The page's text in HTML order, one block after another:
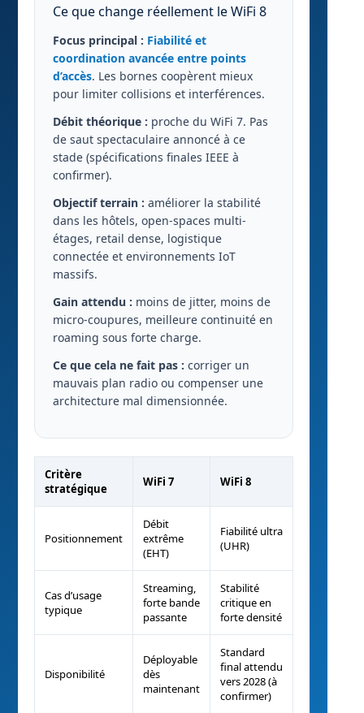
Ce que change réellement le WiFi 8
Focus principal : Fiabilité et
coordination avancée entre points
d’accès. Les bornes coopèrent mieux
pour limiter collisions et interférences.
Débit théorique : proche du WiFi 7. Pas
de saut spectaculaire annoncé à ce
stade (spécifications finales IEEE à
confirmer).
Objectif terrain : améliorer la stabilité
dans les hôtels, open-spaces multi-
étages, retail dense, logistique
connectée et environnements IoT
massifs.
Gain attendu : moins de jitter, moins de
micro-coupures, meilleure continuité en
roaming sous forte charge.
Ce que cela ne fait pas : corriger un
mauvais plan radio ou compenser une
architecture mal dimensionnée.
Critère
stratégique
WiFi 7 WiFi 8
Positionnement
Débit
extrême
(EHT)
Fiabilité ultra
(UHR)
Cas d’usage
typique
Streaming,
forte bande
passante
Stabilité
critique en
forte densité
Disponibilité
Déployable
dès
maintenant
Standard
final attendu
vers 2028 (à
confirmer)